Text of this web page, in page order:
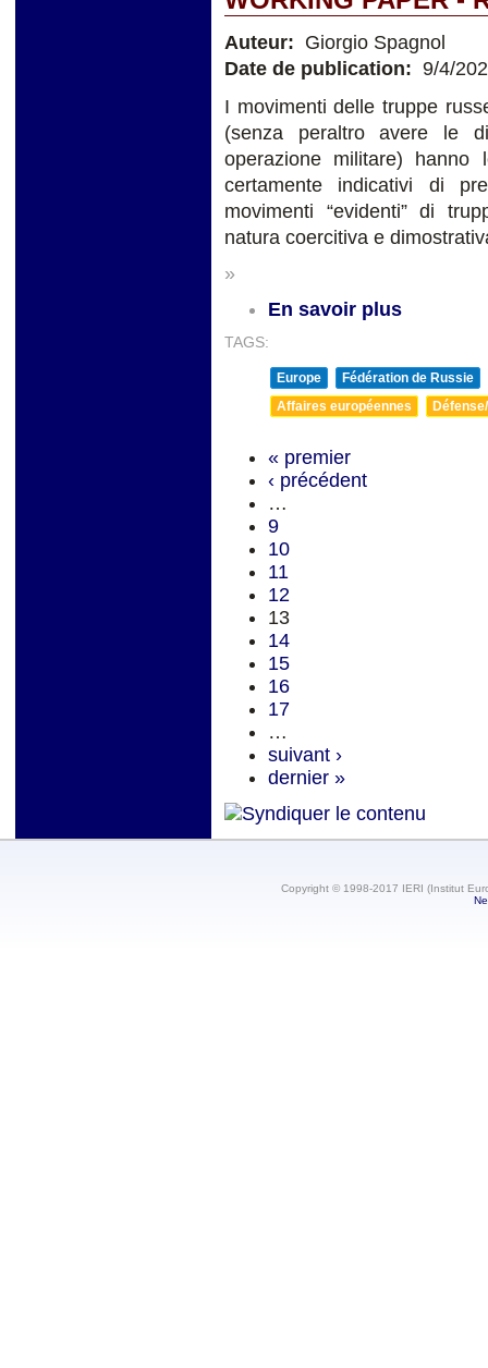
Auteur: Giorgio Spagnol
Date de publication: 9/4/
I movimenti delle truppe
(senza peraltro avere le
operazione militare)
certamente indicativi di
movimenti “evidenti” di
natura coercitiva e
»
En savoir plus
TAGS:
Europe
Fédération de Russie
Affaires européennes
« premier
‹ précédent
…
9
10
11
12
13
14
15
16
17
…
suivant ›
dernier »
Copyright © 1998-2017 IERI (Institut